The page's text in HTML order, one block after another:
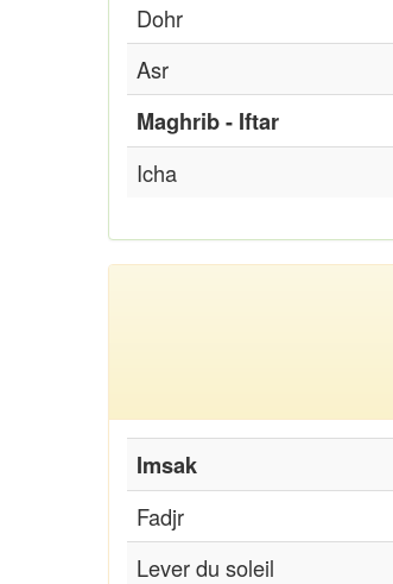
Dohr
Asr
Maghrib - Iftar
Icha
Imsak
Fadjr
Lever du soleil